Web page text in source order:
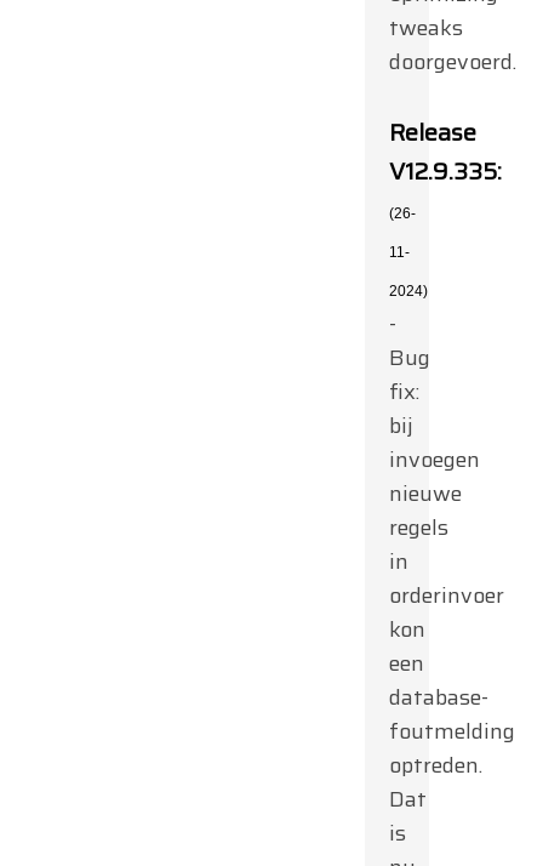
tweaks
doorgevoerd.
Release
V12.9.335:
(26-
11-
2024)
-
Bug
fix:
bij
invoegen
nieuwe
regels
in
orderinvoer
kon
een
database-
foutmelding
optreden.
Dat
is